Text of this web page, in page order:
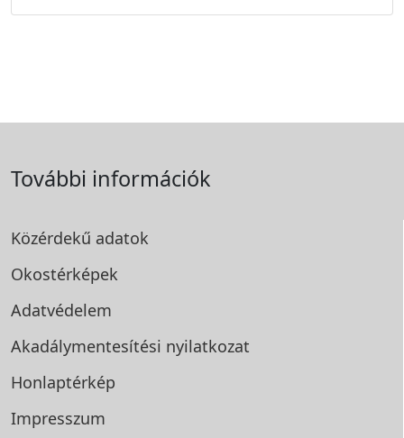
További információk
Közérdekű adatok
Okostérképek
Adatvédelem
Akadálymentesítési nyilatkozat
Honlaptérkép
Impresszum